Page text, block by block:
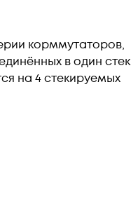
корммутаторов,
в один стек
на 4 стекируемых